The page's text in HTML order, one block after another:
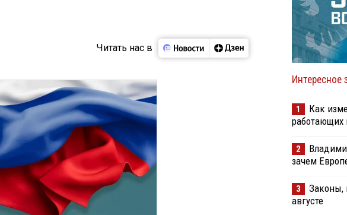
Читать нас в
Интересное
1
Как
работающих
2
зачем
3
Законы,
августе